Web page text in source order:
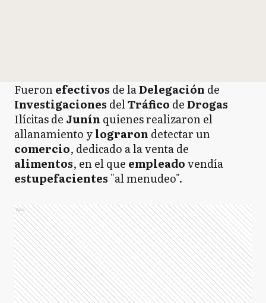
Fueronefectivos de laDelegación de
Investigaciones delTráfico deDrogas
Ilícitas de Junín quienes realizaron el
allanamiento ylograron detectar un
comercio, dedicado a la venta de
alimentos, en el que empleadovendía
estupefacientes "al menudeo".
Ads